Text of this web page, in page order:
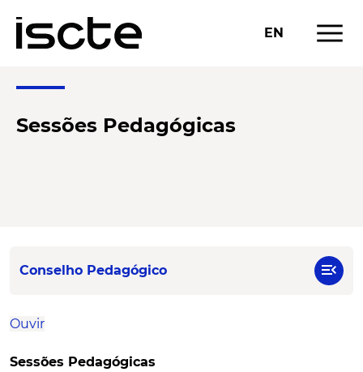
EN menu
Sessões Pedagógicas
Conselho Pedagógico menu_open
Ouvir
Sessões Pedagógicas